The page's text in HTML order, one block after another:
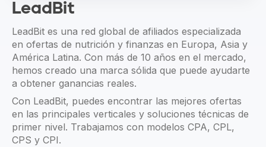
LeadBit
LeadBit es una red global de afiliados especializada
en ofertas de nutrición y finanzas en Europa, Asia y
América Latina. Con más de 10 años en el mercado,
hemos creado una marca sólida que puede ayudarte
a obtener ganancias reales.
Con LeadBit, puedes encontrar las mejores ofertas
en las principales verticales y soluciones técnicas de
primer nivel. Trabajamos con modelos CPA, CPL,
CPS y CPI.